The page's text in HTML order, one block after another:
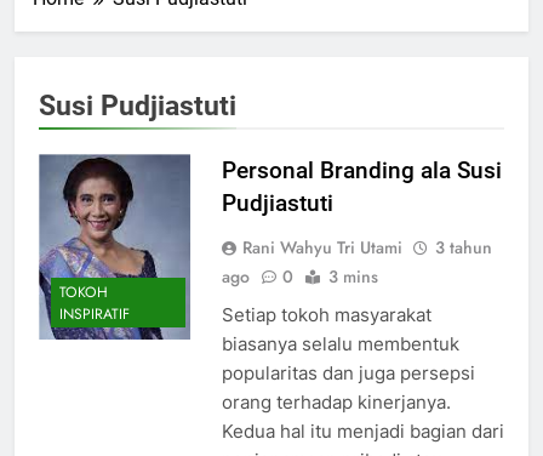
Susi Pudjiastuti
TOKOH
INSPIRATIF
Personal Branding ala Susi
Pudjiastuti
Rani Wahyu Tri Utami
3 tahun
ago
0 3 mins
Setiap tokoh masyarakat
biasanya selalu membentuk
popularitas dan juga persepsi
orang terhadap kinerjanya.
Kedua hal itu menjadi bagian dari